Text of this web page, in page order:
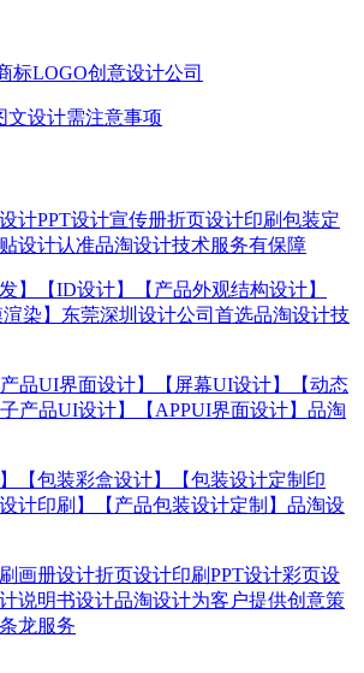
标LOGO创意设计公司
文设计需注意事项
计PPT设计宣传册折页设计印刷包装定
设计认准品淘设计技术服务有保障
】【ID设计】【产品外观结构设计】
渲染】东莞深圳设计公司首选品淘设计技
产品UI界面设计】【屏幕UI设计】【动态
产品UI设计】【APPUI界面设计】品淘
】【包装彩盒设计】【包装设计定制印
计印刷】【产品包装设计定制】品淘设
画册设计折页设计印刷PPT设计彩页设
说明书设计品淘设计为客户提供创意策
龙服务